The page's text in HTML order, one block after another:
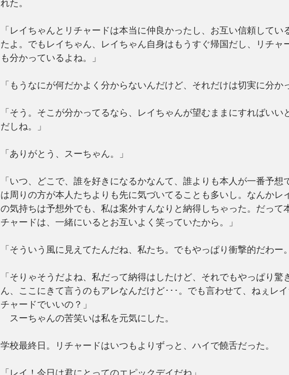
れた。
「レイちゃんとリチャードは本当に仲良かったし、お互い信頼してい
たよ。でもレイちゃん、レイちゃん自身はもうすぐ帰国だし、リチャ
も分かっているよね。」
「もうなにが何だかよく分からないんだけど、それだけは切実に分か
「そう。そこが分かってるなら、レイちゃんが望むままにすればいい
だしね。」
「ありがとう、スーちゃん。」
「いつ、どこで、誰を好きになるかなんて、誰よりも本人が一番予想
は周りの方が本人たちよりも先に気づいてることも多いし。なんかレ
の気持ちは予想外でも、私は案外すんなりと納得しちゃった。だって
チャードは、一緒にいるとお互いよく笑っていたから。」
「そういう風に見えてたんだね、私たち。でもやっぱり衝撃的だわー
「そりゃそうだよね、私だって納得はしたけど、それでもやっぱり驚
ん、ここにきて言うのもアレなんだけど･･･。でも言わせて、ねぇレ
チャードでいいの？」
スーちゃんの苦笑いは私を元気にした。
学校最終日。リチャードはいつもよりずっと、ハイで饒舌だった。